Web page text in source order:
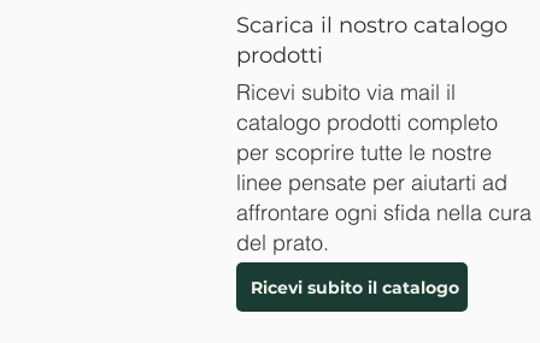
Scarica il nostro catalogo
prodotti
Ricevi subito via mail il
catalogo prodotti completo
per scoprire tutte le nostre
linee pensate per aiutarti ad
affrontare ogni sfida nella cura
del prato.
Ricevi subito il catalogo